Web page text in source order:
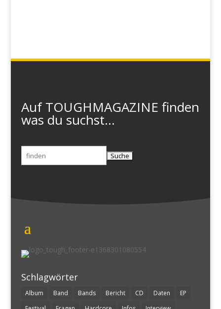
Auf TOUGHMAGAZINE finden
was du suchst...
Suchen
nach:
Schlagwörter
Album Band Bands Bericht CD Daten
EP